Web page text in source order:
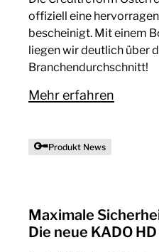
offiziell eine
bescheinigt. Mit einem
liegen wir deutlich über
Branchendurchschnitt!
Mehr erfahren
Produkt News
Maximale
Die neue KADO